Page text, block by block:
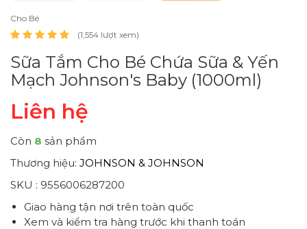
Cho Bé
(1,554 lượt xem)
Sữa Tắm Cho Bé Chứa Sữa & Yến
Mạch Johnson's Baby (1000ml)
Liên hệ
Còn 8 sản phẩm
Thương hiệu: JOHNSON & JOHNSON
SKU : 9556006287200
Giao hàng tận nơi trên toàn quốc
Xem và kiểm tra hàng trước khi thanh toán